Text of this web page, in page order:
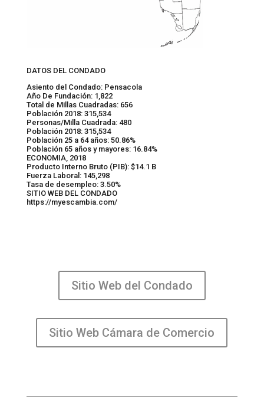
DATOS DEL CONDADO
Asiento del Condado: Pensacola
Año De Fundación: 1,822
Total de Millas Cuadradas: 656
Población 2018: 315,534
Personas/Milla Cuadrada: 480
Población 2018: 315,534
Población 25 a 64 años: 50.86%
Población 65 años y mayores: 16.84%
ECONOMIA, 2018
Producto Interno Bruto (PIB): $14.1 B
Fuerza Laboral: 145,298
Tasa de desempleo: 3.50%
SITIO WEB DEL CONDADO
https://myescambia.com/
Sitio Web del Condado
Sitio Web Cámara de Comercio